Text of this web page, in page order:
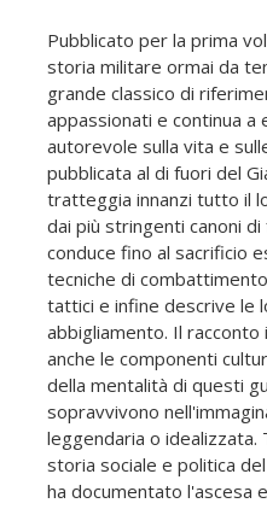
Pubblicato per la prima
storia militare ormai da
grande classico di
appassionati e continua a
autorevole sulla vita e
pubblicata al di fuori del
tratteggia innanzi tutto il
dai più stringenti canoni
conduce fino al sacrificio
tecniche di
tattici e infine descrive le
abbigliamento. Il racconto
anche le componenti
della mentalità di questi
sopravvivono
leggendaria o idealizzata.
storia sociale e politica
ha documentato l'ascesa